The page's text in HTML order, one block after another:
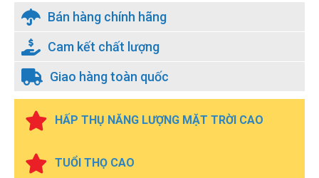
Bán hàng chính hãng
Cam kết chất lượng
Giao hàng toàn quốc
HẤP THỤ NĂNG LƯỢNG MẶT TRỜI CAO
TUỔI THỌ CAO